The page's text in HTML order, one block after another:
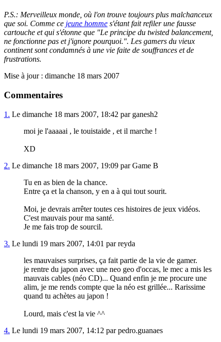
P.S.: Merveilleux monde, où l'on trouve toujours plus malchanceux
que soi. Comme ce jeune homme s'étant fait refiler une fausse
cartouche et qui s'étonne que "Le principe du twisted balancement,
ne fonctionne pas et j'ignore pourquoi.". Les gamers du vieux
continent sont condamnés à une vie faite de souffrances et de
frustrations.
Mise à jour : dimanche 18 mars 2007
Commentaires
1. Le dimanche 18 mars 2007, 18:42 par ganesh2
moi je l'aaaaai , le touistaide , et il marche !
XD
2. Le dimanche 18 mars 2007, 19:09 par Game B
Tu en as bien de la chance.
Entre ça et la chanson, y en a à qui tout sourit.
Moi, je devrais arrêter toutes ces histoires de jeux vidéos.
C'est mauvais pour ma santé.
Je me fais trop de sourcil.
3. Le lundi 19 mars 2007, 14:01 par reyda
les mauvaises surprises, ça fait partie de la vie de gamer.
je rentre du japon avec une neo geo d'occas, le mec a mis les
mauvais cables (néo CD)... Quand enfin je me procure une
alim, je me rends compte que la néo est grillée... Rarissime
quand tu achètes au japon !
Lourd, mais c'est la vie ^^
4. Le lundi 19 mars 2007, 14:12 par pedro.guanaes